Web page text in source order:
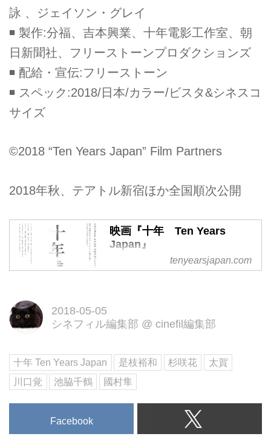
詠 、ジェイソン・グレイ
◾ 製作:分福、吉本興業、十年電影工作室、朝
日新聞社、フリーストーンプロダクションズ
◾ 配給・宣伝:フリーストーン
◾ スペック:2018/日本/カラー/ビスタ&シネスコ
サイズ
©2018 “Ten Years Japan” Film Partners
2018年秋、テアトル新宿ほか全国順次公開
映画『十年 Ten Years
Japan』
映画『十年 Ten Years Japan』
tenyearsjapan.com
2018-05-05
シネフィル編集部 @ cinefil編集部
十年 Ten Years Japan 是枝裕和 杉咲花
太賀
川口覚
池脇千鶴 國村隼
Facebook